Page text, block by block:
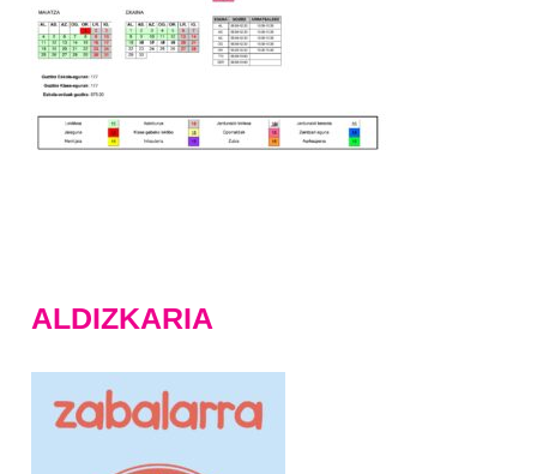
ALDIZKARIA